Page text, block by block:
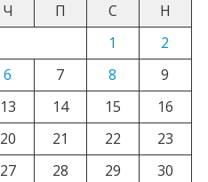
Ч П С
Н
1
2
6 7 8
9
13 14 15
16
20 21 22
23
27 28 29
30